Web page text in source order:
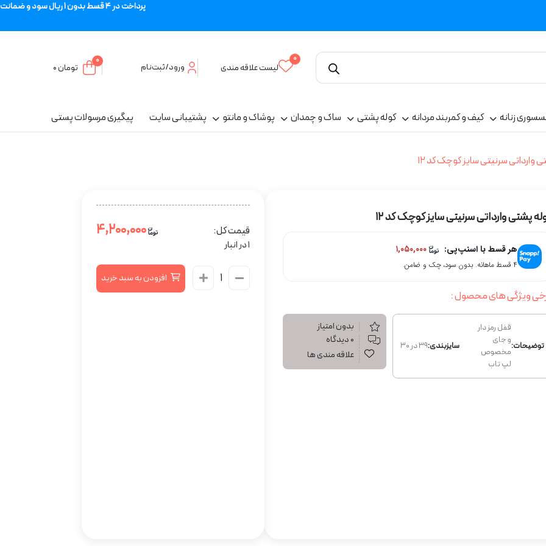
پرداخت در 4 قسط بدون 1 ریال سود و ضمانت
0
لیست علاقه مندی ورود/ثبت‌نام
0
تومان
زنانه کیف و کمربند مردانه کوله پشتی ساک و چمدان پوشاک و مانتو پشتیبانی سایت پیگیری مرسولات پستی
وارداتی سرنیتی سایز کوچک کد 12
پشتی وارداتی سرنیتی سایز کوچک کد 12
هر قسط با اسنپ‌پی: ۱,۰۵۰,۰۰۰
۴ قسط ماهانه. بدون سود، چک و ضامن.
ویژگی های محصول :
توضیحات:
قفل رمز دار
و جای
مخصوص
لپ تاب
سایزبندی:39 در 30
بدون امتیاز
۰ دیدگاه
علاقه مندی ها
قیمت کل:
1 در انبار
افزودن به سبد خرید